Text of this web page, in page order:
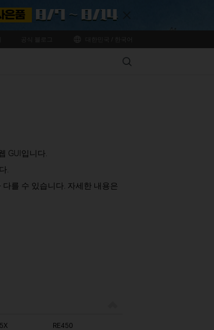
Search
GUI입니다.
.
를 수 있습니다. 자세한 내용은
RE450